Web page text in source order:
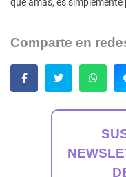
que amas, es simplemente
Comparte en